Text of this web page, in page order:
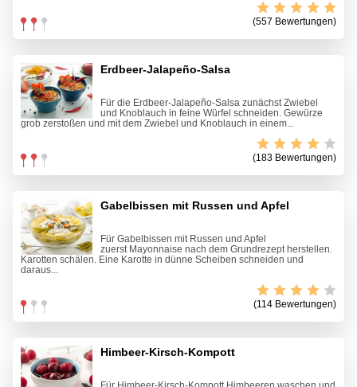
(557 Bewertungen)
Erdbeer-Jalapeño-Salsa
Für die Erdbeer-Jalapeño-Salsa zunächst Zwiebel
und Knoblauch in feine Würfel schneiden. Gewürze
grob zerstoßen und mit dem Zwiebel und Knoblauch in einem...
(183 Bewertungen)
Gabelbissen mit Russen und Apfel
Für Gabelbissen mit Russen und Apfel
zuerst Mayonnaise nach dem Grundrezept herstellen.
Karotten schälen. Eine Karotte in dünne Scheiben schneiden und
daraus...
(114 Bewertungen)
Himbeer-Kirsch-Kompott